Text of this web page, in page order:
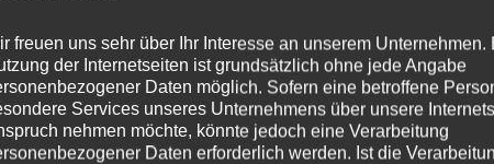
von Tegel zum BER sofort einleiten
,BER,Flughafen,Nachnutzung Tegel,SPD
freuen uns sehr über Ihr Interesse an unserem Unternehmen.
der Internetseiten ist grundsätzlich ohne jede Angabe
Daten möglich. Sofern eine betroffene
Services unseres Unternehmens über unsere
nehmen möchte, könnte jedoch eine Verarbeitung
Daten erforderlich werden. Ist die